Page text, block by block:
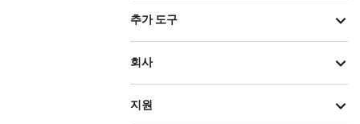
추가 도구
회사
지원